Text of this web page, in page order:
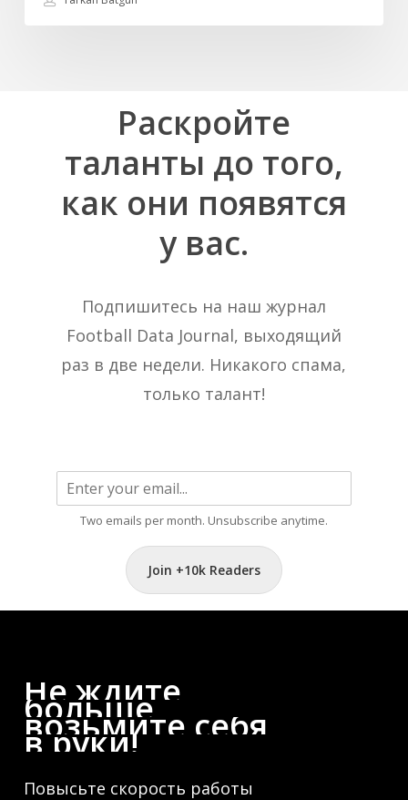
Раскройте
таланты до того,
как они появятся
у вас.
Подпишитесь на наш журнал
Football Data Journal, выходящий
раз в две недели. Никакого спама,
только талант!
Two emails per month. Unsubscribe anytime.
Join +10k Readers
Не ждите
больше,
возьмите себя
в руки!
Повысьте скорость работы